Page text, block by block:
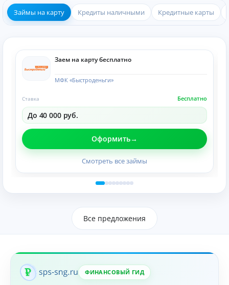
Займы на карту Кредиты наличными Кредитные карты
Заем на карту бесплатно
МФК «Быстроденьги»
Бесплатно
Ставка
До 40 000 руб.
Оформить
Смотреть все займы
Все предложения
ФИНАНСОВЫЙ ГИД